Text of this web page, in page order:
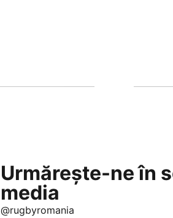
Urmărește-ne în
media
@rugbyromania